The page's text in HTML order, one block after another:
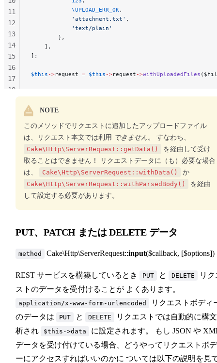
            \UPLOAD_ERR_OK
,
            'attachment.txt'
,
            'text/plain'
        ),
    ],
];
$this ->request = $this ->request ->withUploadedFiles
11
12
13
14
15
16
17
18
NOTE
このメソッドでリクエストに追加したアップロードファイル
は、リクエスト本文では利用 できません 。 すなわち、
Cake\Http\ServerRequest::getData()
を経由して受け
取ることはできません！ リクエストデータに（も）必要な場合
は、
Cake\Http\ServerRequest::withData()
か
Cake\Http\ServerRequest::withParsedBody()
を経由
して設定する必要があります。
PUT、PATCH または DELETE データ
method Cake\Http\ServerRequest::input($callback, [$options])
REST サービスを構築しているとき PUT と DELETE
リク
ストのデータを受付けることが よくあります。
application/x-www-form-urlencoded
リクエストボディ
のデータは
PUT と DELETE
リクエストでは自動的に構
析され
$this->data
に設定されます。 もし JSON や
データを受け付けている場合、どうやってリクエストボ
ーにアクセスすればいいのかに ついては以下の説明を見